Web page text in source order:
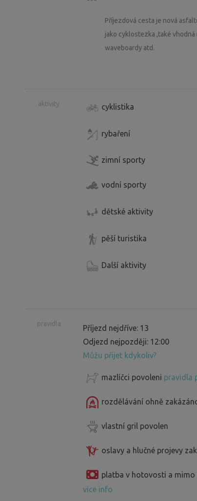
Příjezdová cesta je nová
jako cyklostezka ,také
waveboardy atd.
aktivity cyklistika
rybaření
zimní sporty
vodní sporty
dětské aktivity
pěší turistika
Další aktivity
pravidla
Příjezd nejdříve: 13
Odjezd nejpozději: 12:00
Můžu přijet kdykoliv?
mazlíčci povoleni pravidla
rozdělávání ohně
vlastní gril povolen
oslavy a hlučné projevy
platba v hotovosti a mimo
více info